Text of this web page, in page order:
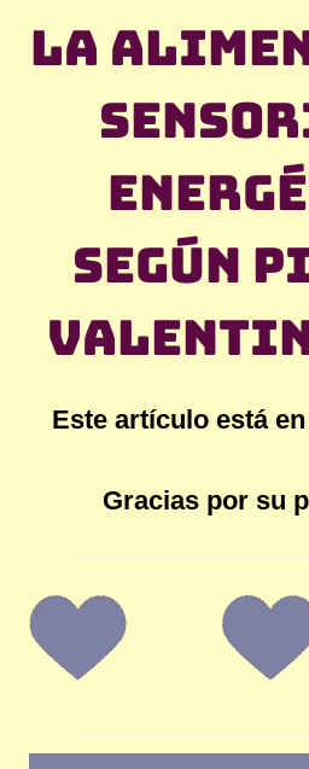
La
según
Este artículo está
Gracias por su